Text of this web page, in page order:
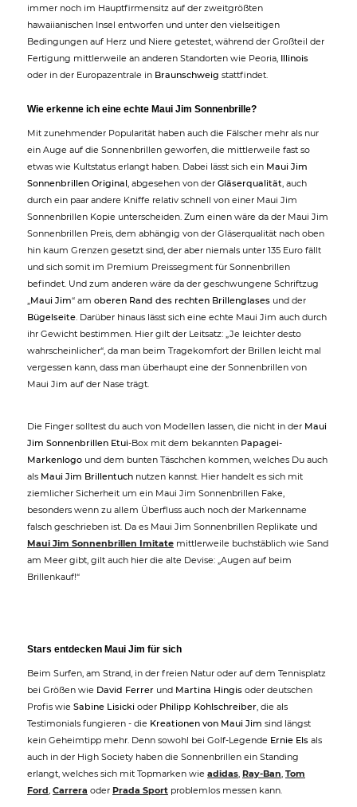
immer noch im Hauptfirmensitz auf der zweitgrößten
hawaiianischen Insel entworfen und unter den vielseitigen
Bedingungen auf Herz und Niere getestet, während der Großteil der
Fertigung mittlerweile an anderen Standorten wie Peoria, Illinois
oder in der Europazentrale in Braunschweig stattfindet.
Wie erkenne ich eine echte Maui Jim Sonnenbrille?
Mit zunehmender Popularität haben auch die Fälscher mehr als nur
ein Auge auf die Sonnenbrillen geworfen, die mittlerweile fast so
etwas wie Kultstatus erlangt haben. Dabei lässt sich ein Maui Jim
Sonnenbrillen Original, abgesehen von der Gläserqualität, auch
durch ein paar andere Kniffe relativ schnell von einer Maui Jim
Sonnenbrillen Kopie unterscheiden. Zum einen wäre da der Maui Jim
Sonnenbrillen Preis, dem abhängig von der Gläserqualität nach oben
hin kaum Grenzen gesetzt sind, der aber niemals unter 135 Euro fällt
und sich somit im Premium Preissegment für Sonnenbrillen
befindet. Und zum anderen wäre da der geschwungene Schriftzug
„Maui Jim“ am oberen Rand des rechten Brillenglases und der
Bügelseite. Darüber hinaus lässt sich eine echte Maui Jim auch durch
ihr Gewicht bestimmen. Hier gilt der Leitsatz: „Je leichter desto
wahrscheinlicher“, da man beim Tragekomfort der Brillen leicht mal
vergessen kann, dass man überhaupt eine der Sonnenbrillen von
Maui Jim auf der Nase trägt.
Die Finger solltest du auch von Modellen lassen, die nicht in der Maui
Jim Sonnenbrillen Etui-Box mit dem bekannten Papagei-
Markenlogo und dem bunten Täschchen kommen, welches Du auch
als Maui Jim Brillentuch nutzen kannst. Hier handelt es sich mit
ziemlicher Sicherheit um ein Maui Jim Sonnenbrillen Fake,
besonders wenn zu allem Überfluss auch noch der Markenname
falsch geschrieben ist. Da es Maui Jim Sonnenbrillen Replikate und
Maui Jim Sonnenbrillen Imitate mittlerweile buchstäblich wie Sand
am Meer gibt, gilt auch hier die alte Devise: „Augen auf beim
Brillenkauf!“
Stars entdecken Maui Jim für sich
Beim Surfen, am Strand, in der freien Natur oder auf dem Tennisplatz
bei Größen wie David Ferrer und Martina Hingis oder deutschen
Profis wie Sabine Lisicki oder Philipp Kohlschreiber, die als
Testimonials fungieren - die Kreationen von Maui Jim sind längst
kein Geheimtipp mehr. Denn sowohl bei Golf-Legende Ernie Els als
auch in der High Society haben die Sonnenbrillen ein Standing
erlangt, welches sich mit Topmarken wie adidas, Ray-Ban, Tom
Ford, Carrera oder Prada Sport problemlos messen kann.